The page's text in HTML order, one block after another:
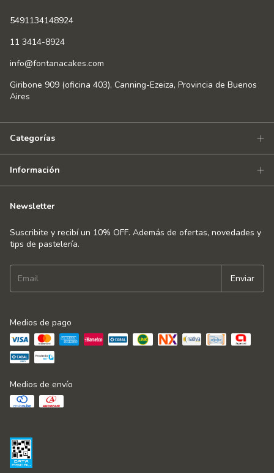
5491134148924
11 3414-8924
info@fontanacakes.com
Giribone 909 (oficina 403), Canning-Ezeiza, Provincia de Buenos
Aires
Categorías
Información
Newsletter
Suscribite y recibí un 10% OFF. Además de ofertas, novedades y
tips de pastelería.
Medios de pago
Medios de envío